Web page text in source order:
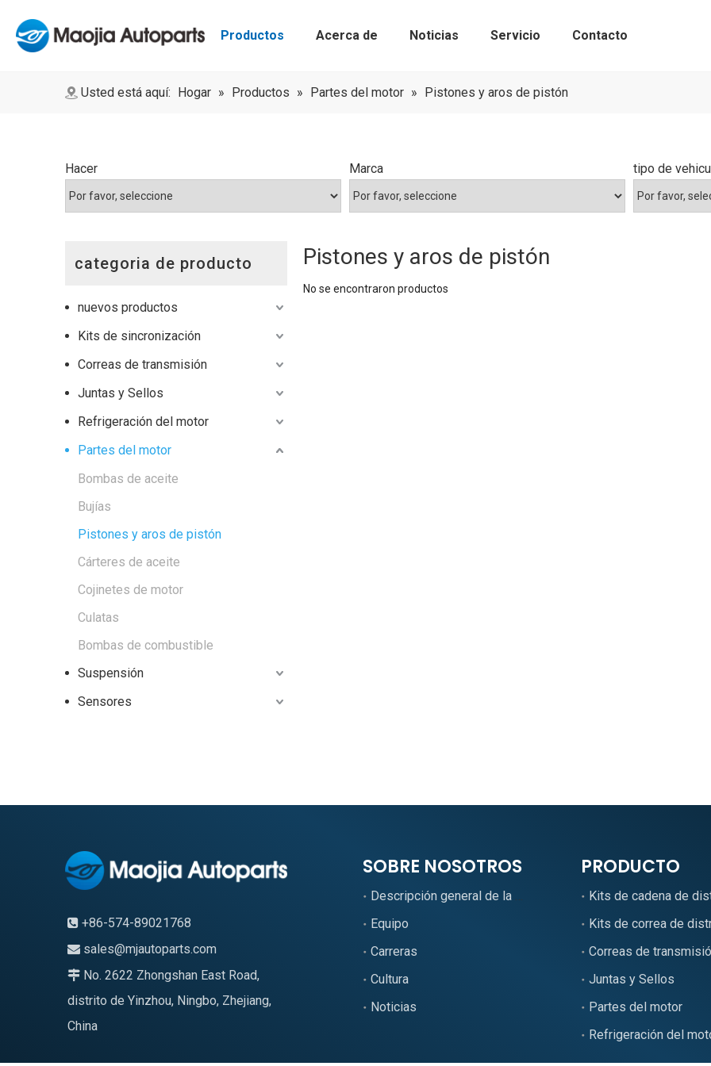
Productos Acerca de Noticias Servicio Contacto
Usted está aquí: Hogar » Productos » Partes del motor » Pistones y aros de pistón
Hacer Marca tipo de
categoria de producto
nuevos productos
Kits de sincronización
Correas de transmisión
Juntas y Sellos
Refrigeración del motor
Partes del motor
Bombas de aceite
Bujías
Pistones y aros de pistón
Cárteres de aceite
Cojinetes de motor
Culatas
Bombas de combustible
Suspensión
Sensores
Pistones y aros de pistón
No se encontraron productos
 +86-574-89021768
 sales@mjautoparts.com
 No. 2622 Zhongshan East Road,
distrito de Yinzhou, Ningbo, Zhejiang,
China
SOBRE NOSOTROS
Descripción general de la empresa
Equipo
Carreras
Cultura
Noticias
PRODUCTO
Kits de cadena de
Kits de correa de
Correas de
Juntas y Sellos
Partes del motor
Refrigeración del